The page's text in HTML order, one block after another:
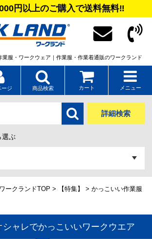
円以上のご購入で送料無料‼
業服・ワークウェア｜作業服・作業着通販のワークランド
ージ 商品検索 カート メニュー
詳細検索
選ぶ
ークランドTOP > 【特集】 > かっこいい作業服
シャレでかっこいいワークウエア